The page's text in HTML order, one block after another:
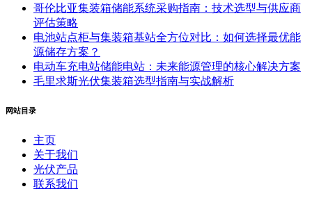
哥伦比亚集装箱储能系统采购指南：技术选型与供应商
评估策略
电池站点柜与集装箱基站全方位对比：如何选择最优能
源储存方案？
电动车充电站储能电站：未来能源管理的核心解决方案
毛里求斯光伏集装箱选型指南与实战解析
网站目录
主页
关于我们
光伏产品
联系我们